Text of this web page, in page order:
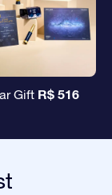
Gift R$ 516